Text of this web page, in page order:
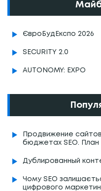
ЄвроБудЕкспо 2026
SECURITY 2.0
AUTONOMY: EXPO
Продвижение
бюджетах SEO. План
Дублированный
Чому SEO
цифрового